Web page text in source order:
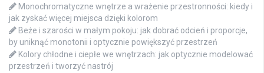
Monochromatyczne wnętrze a wrażenie przestronności: kiedy i
jak zyskać więcej miejsca dzięki kolorom
Beże i szarości w małym pokoju: jak dobrać odcień i proporcje,
by uniknąć monotonii i optycznie powiększyć przestrzeń
Kolory chłodne i ciepłe we wnętrzach: jak optycznie modelować
przestrzeń i tworzyć nastrój